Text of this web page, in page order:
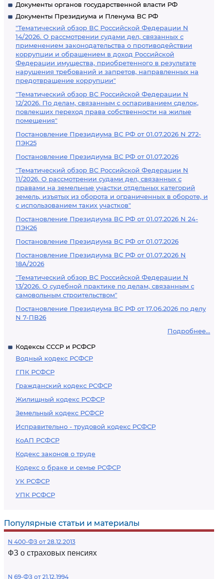
Документы органов государственной власти РФ
Документы Президиума и Пленума ВС РФ
"Тематический обзор ВС Российской Федерации N
14/2026. О рассмотрении судами дел, связанных с
применением законодательства о противодействии
коррупции и обращением в доход Российской
Федерации имущества, приобретенного в результате
нарушения требований и запретов, направленных на
предотвращение коррупции"
"Тематический обзор ВС Российской Федерации N
12/2026. По делам, связанным с оспариванием сделок,
повлекших переход права собственности на жилые
помещения"
Постановление Президиума ВС РФ от 01.07.2026 N 272-
ПЭК25
Постановление Президиума ВС РФ от 01.07.2026
"Тематический обзор ВС Российской Федерации N
11/2026. О рассмотрении судами дел, связанных с
правами на земельные участки отдельных категорий
земель, изъятых из оборота и ограниченных в обороте, и
с использованием таких участков"
Постановление Президиума ВС РФ от 01.07.2026 N 24-
ПЭК26
Постановление Президиума ВС РФ от 01.07.2026
Постановление Президиума ВС РФ от 01.07.2026 N
18А/2026
"Тематический обзор ВС Российской Федерации N
13/2026. О судебной практике по делам, связанным с
самовольным строительством"
Постановление Президиума ВС РФ от 17.06.2026 по делу
N 7-ПВ26
Подробнее...
Кодексы СССР и РСФСР
Водный кодекс РСФСР
ГПК РСФСР
Гражданский кодекс РСФСР
Жилищный кодекс РСФСР
Земельный кодекс РСФСР
Исправительно - трудовой кодекс РСФСР
КоАП РСФСР
Кодекс законов о труде
Кодекс о браке и семье РСФСР
УК РСФСР
УПК РСФСР
Популярные статьи и материалы
N 400-ФЗ от 28.12.2013
ФЗ о страховых пенсиях
N 69-ФЗ от 21.12.1994